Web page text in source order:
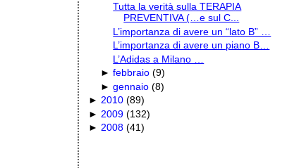
Tutta la verità sulla TERAPIA
PREVENTIVA (…e sul C...
L’importanza di avere un “lato B” …
L’importanza di avere un piano B…
L’Adidas a Milano …
►febbraio (9)
►gennaio (8)
►2010 (89)
► 2009 (132)
►2008 (41)